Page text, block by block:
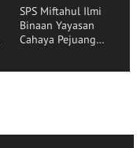
SPS Miftahul Ilmi
Binaan Yayasan
Cahaya Pejuang